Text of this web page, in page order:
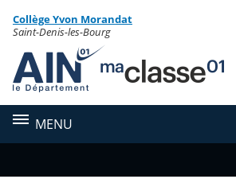
Menu de la rubrique
Contenu
Collège Yvon Morandat
Saint-Denis-les-Bourg
MENU